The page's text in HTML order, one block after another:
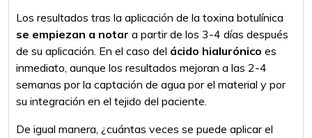
Los resultados tras la aplicación de la toxina botulínica
se empiezan a notar a partir de los 3-4 días después
de su aplicación. En el caso del ácido hialurónico es
inmediato, aunque los resultados mejoran a las 2-4
semanas por la captación de agua por el material y por
su integración en el tejido del paciente.
De igual manera, ¿cuántas veces se puede aplicar el